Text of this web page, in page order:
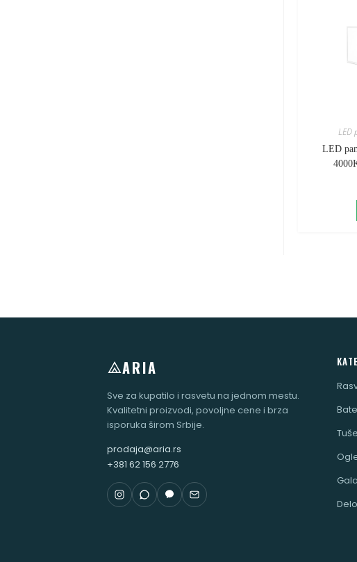
LED
LED
ARIA
Sve za kupatilo i rasvetu na jednom mestu.
Kvalitetni proizvodi, povoljne cene i brza
isporuka širom Srbije.
prodaja@aria.rs
+381 62 156 2776